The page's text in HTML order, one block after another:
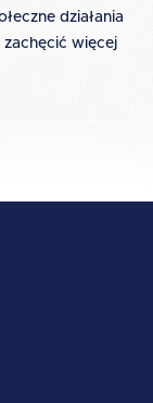
działania
więcej